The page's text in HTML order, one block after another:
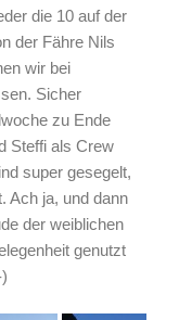
die 10 auf der
der Fähre Nils
wir bei
Sicher
zu Ende
Steffi als Crew
super gesegelt,
Ach ja, und dann
der weiblichen
genutzt